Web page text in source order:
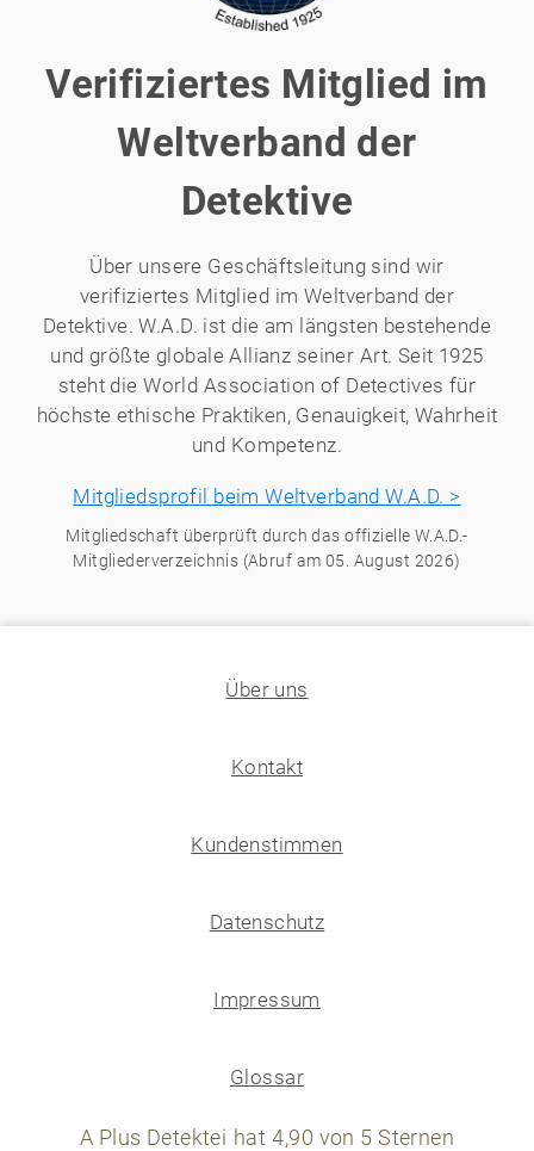
Verifiziertes Mitglied im
Weltverband der
Detektive
Über unsere Geschäftsleitung sind wir
verifiziertes Mitglied im Weltverband der
Detektive. W.A.D. ist die am längsten bestehende
und größte globale Allianz seiner Art. Seit 1925
steht die World Association of Detectives für
höchste ethische Praktiken, Genauigkeit, Wahrheit
und Kompetenz.
Mitgliedsprofil beim Weltverband W.A.D. >
Mitgliedschaft überprüft durch das offizielle W.A.D.-
Mitgliederverzeichnis (Abruf am 05. August 2026)
Über uns
Kontakt
Kundenstimmen
Datenschutz
Impressum
Glossar
A Plus Detektei hat 4,90 von 5 Sternen